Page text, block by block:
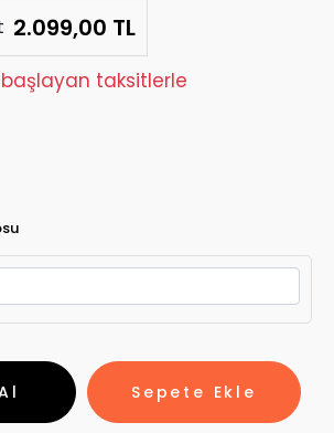
2.099,00 TL
başlayan taksitlerle
Sepete Ekle